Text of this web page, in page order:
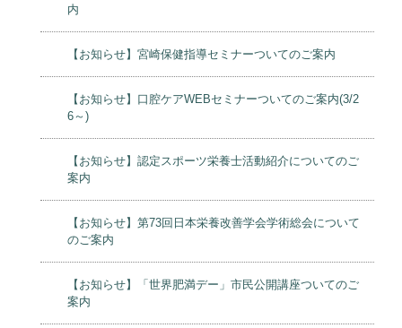
内
【お知らせ】宮崎保健指導セミナーついてのご案内
【お知らせ】口腔ケアWEBセミナーついてのご案内(3/2
6～)
【お知らせ】認定スポーツ栄養士活動紹介についてのご
案内
【お知らせ】第73回日本栄養改善学会学術総会について
のご案内
【お知らせ】「世界肥満デー」市民公開講座ついてのご
案内